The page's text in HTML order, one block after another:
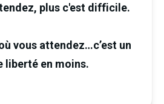
plus c'est difficile.
vous attendez…c’est un
liberté en moins.